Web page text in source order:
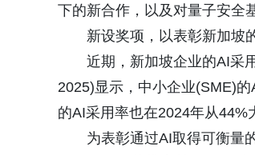
下的新合作，以及对量子安全
新设奖项，以表彰新加坡
近期，新加坡企业的AI采
2025)显示，中小企业(SME)
的AI采用率也在2024年从44%
为表彰通过AI取得可衡量